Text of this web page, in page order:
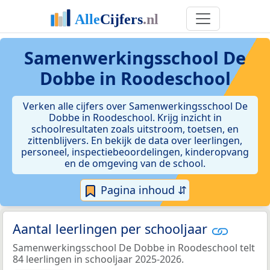
Samenwerkingsschool De
Dobbe in Roodeschool
Verken alle cijfers over Samenwerkingsschool De
Dobbe in Roodeschool. Krijg inzicht in
schoolresultaten zoals uitstroom, toetsen, en
zittenblijvers. En bekijk de data over leerlingen,
personeel, inspectiebeoordelingen, kinderopvang
en de omgeving van de school.
Pagina inhoud ⇵
Aantal leerlingen per schooljaar
Samenwerkingsschool De Dobbe in Roodeschool telt
84 leerlingen in schooljaar 2025-2026.